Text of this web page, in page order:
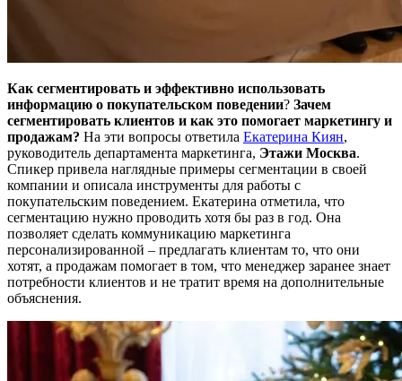
Как сегментировать и эффективно использовать
информацию о покупательском поведении? Зачем
сегментировать клиентов и как это помогает маркетингу и
продажам? На эти вопросы ответила Екатерина Киян,
руководитель департамента маркетинга, Этажи Москва.
Спикер привела наглядные примеры сегментации в своей
компании и описала инструменты для работы с
покупательским поведением. Екатерина отметила, что
сегментацию нужно проводить хотя бы раз в год. Она
позволяет сделать коммуникацию маркетинга
персонализированной – предлагать клиентам то, что они
хотят, а продажам помогает в том, что менеджер заранее знает
потребности клиентов и не тратит время на дополнительные
объяснения.